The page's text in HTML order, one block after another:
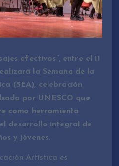
afectivos”, entre el 11
la Semana de la
(SEA), celebración
por UNESCO que
como herramienta
desarrollo integral de
y jóvenes.
Artística es